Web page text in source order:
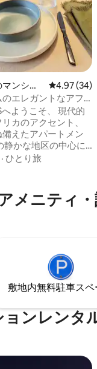
平均評価
ンショ
レビュー
4.97 (34)
エレガントなアフ
こそ、 現代的
カのアクセント、
えたアパートメン
ルームのコクーン
練されたライン、
· ひとり旅
メニティ
敷地内無料駐⁠車ス⁠ペ⁠
ンレンタ